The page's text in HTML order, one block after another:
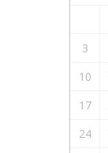
3
10
17
24